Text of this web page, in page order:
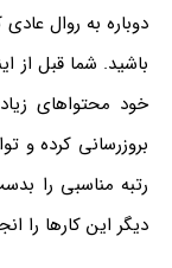
دوباره به روال
باشید. شما قبل از
خود محتواهای
بروزرسانی کرده و
رتبه مناسبی را
دیگر این کارها را